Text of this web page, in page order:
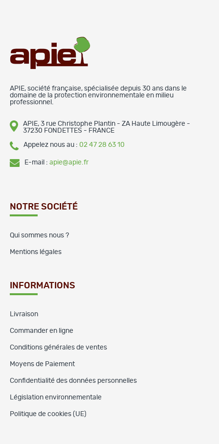
APIE, société française, spécialisée depuis 30 ans dans le
domaine de la protection environnementale en milieu
professionnel.
APIE, 3 rue Christophe Plantin - ZA Haute Limougère -
37230 FONDETTES - FRANCE
Appelez nous au : 02 47 28 63 10
E-mail : apie@apie.fr
NOTRE SOCIÉTÉ
Qui sommes nous ?
Mentions légales
INFORMATIONS
Livraison
Commander en ligne
Conditions générales de ventes
Moyens de Paiement
Confidentialité des données personnelles
Législation environnementale
Politique de cookies (UE)